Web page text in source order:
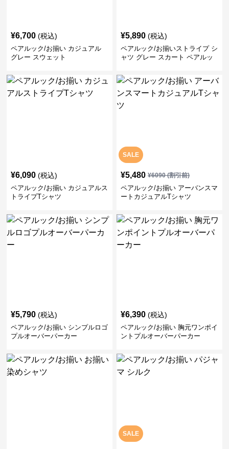
¥6,700 (税込)
ペアルック/お揃い カジュアル
グレー スウェット
¥5,890 (税込)
ペアルック/お揃いストライプ シ
ャツ グレー スカート ペアルッ
¥6,090 (税込)
ペアルック/お揃い カジュアルス
トライプTシャツ
SALE
¥5,480 ¥6090(割引前)
ペアルック/お揃い アーバンスマ
ートカジュアルTシャツ
¥5,790 (税込)
ペアルック/お揃い シンプルロゴ
プルオーバーパーカー
¥6,390 (税込)
ペアルック/お揃い 胸元ワンポイ
ントプルオーバーパーカー
SALE